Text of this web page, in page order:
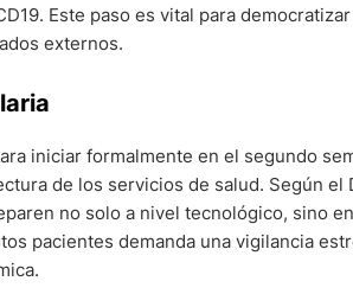
Este paso es vital para
externos.
iniciar formalmente en el segundo
de los servicios de salud. Según el
no solo a nivel tecnológico, sino
pacientes demanda una vigilancia